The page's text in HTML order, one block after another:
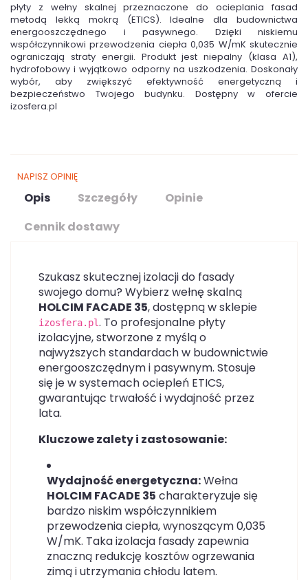
płyty z wełny skalnej przeznaczone do ocieplania fasad
metodą lekką mokrą (ETICS). Idealne dla budownictwa
energooszczędnego i pasywnego. Dzięki niskiemu
współczynnikowi przewodzenia ciepła 0,035 W/mK skutecznie
ograniczają straty energii. Produkt jest niepalny (klasa A1),
hydrofobowy i wyjątkowo odporny na uszkodzenia. Doskonały
wybór, aby zwiększyć efektywność energetyczną i
bezpieczeństwo Twojego budynku. Dostępny w ofercie
izosfera.pl
NAPISZ OPINIĘ
Opis Szczegóły
Opinie
Cennik dostawy
Szukasz skutecznej izolacji do fasady
swojego domu? Wybierz wełnę skalną
HOLCIM FACADE 35, dostępną w sklepie
izosfera.pl. To profesjonalne płyty
izolacyjne, stworzone z myślą o
najwyższych standardach w budownictwie
energooszczędnym i pasywnym. Stosuje
się je w systemach ociepleń ETICS,
gwarantując trwałość i wydajność przez
lata.
Kluczowe zalety i zastosowanie:
Wydajność energetyczna:Wełna
HOLCIM FACADE 35 charakteryzuje się
bardzo niskim współczynnikiem
przewodzenia ciepła, wynoszącym 0,035
W/mK. Taka izolacja fasady zapewnia
znaczną redukcję kosztów ogrzewania
zimą i utrzymania chłodu latem.